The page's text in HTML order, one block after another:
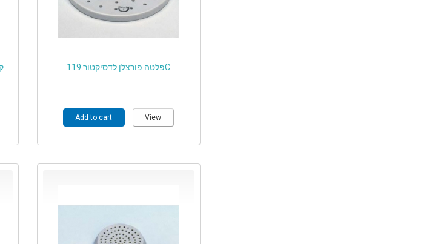
פלטה פורצלן לדסיקטור 119C
Add to cart View